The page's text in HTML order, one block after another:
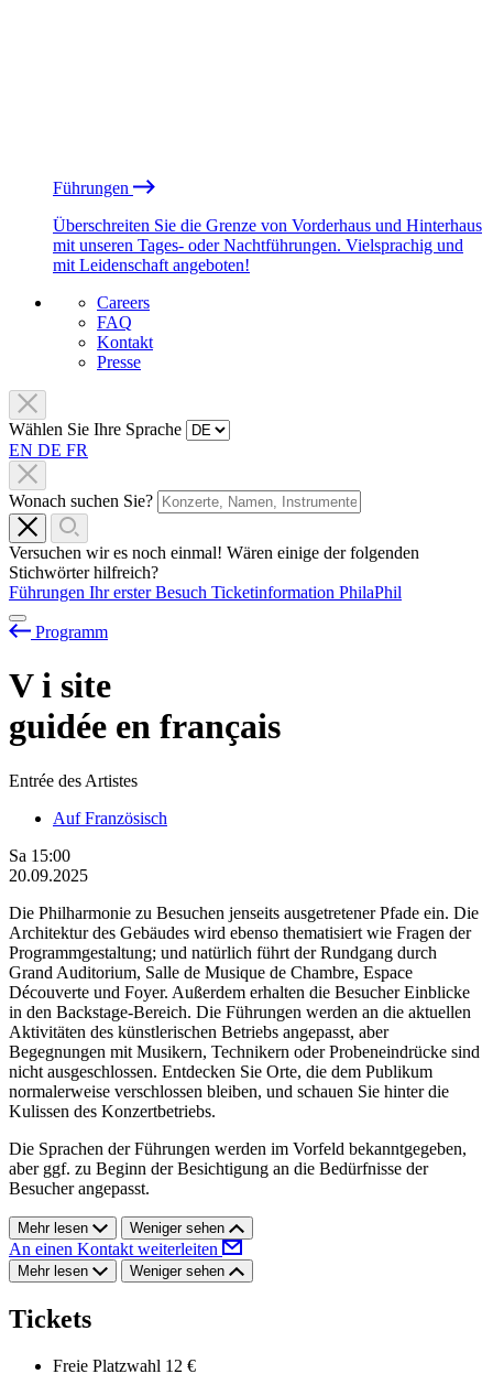
Führungen
Überschreiten Sie die Grenze von Vorderhaus und Hinterhaus
mit unseren Tages- oder Nachtführungen. Vielsprachig und
mit Leidenschaft angeboten!
Careers
FAQ
Kontakt
Presse
Wählen Sie Ihre Sprache
EN DE FR
Wonach suchen Sie?
Versuchen wir es noch einmal! Wären einige der folgenden
Stichwörter hilfreich?
Führungen Ihr erster Besuch Ticketinformation PhilaPhil
Programm
Vi site
guidée en français
Entrée des Artistes
Auf Französisch
Sa 15:00
20.09.2025
Die Philharmonie zu Besuchen jenseits ausgetretener Pfade ein. Die
Architektur des Gebäudes wird ebenso thematisiert wie Fragen der
Programmgestaltung; und natürlich führt der Rundgang durch
Grand Auditorium, Salle de Musique de Chambre, Espace
Découverte und Foyer. Außerdem erhalten die Besucher Einblicke
in den Backstage-Bereich. Die Führungen werden an die aktuellen
Aktivitäten des künstlerischen Betriebs angepasst, aber
Begegnungen mit Musikern, Technikern oder Probeneindrücke sind
nicht ausgeschlossen. Entdecken Sie Orte, die dem Publikum
normalerweise verschlossen bleiben, und schauen Sie hinter die
Kulissen des Konzertbetriebs.
Die Sprachen der Führungen werden im Vorfeld bekanntgegeben,
aber ggf. zu Beginn der Besichtigung an die Bedürfnisse der
Besucher angepasst.
Mehr lesen Weniger sehen
An einen Kontakt weiterleiten
Mehr lesen Weniger sehen
Tickets
Freie Platzwahl 12 €